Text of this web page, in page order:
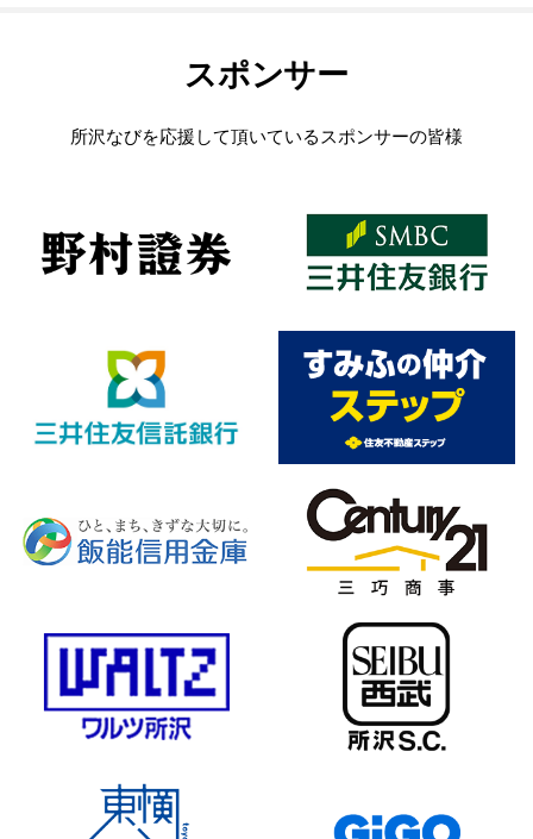
スポンサー
所沢なびを応援して頂いているスポンサーの皆様